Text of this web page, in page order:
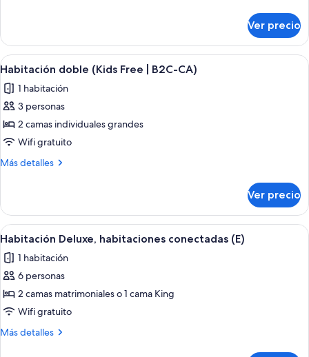
Kids
Free
|
B2C-
CA)
familiar
(Deluxe
|
Free
CA)
Ver precio
Abrir
todas
las
fotos
de
Habitación
doble
|
B2C-
CA)
Una habitación de hotel con cama,
4
Habitación doble (Kids Free | B2C-CA)
1 habitación
3 personas
2 camas individuales grandes
Wifi gratuito
Más detalles
Más
doble
(Kids
Free
B2C-
CA)
Ver precio
Abrir
todas
las
fotos
de
Habitación
Deluxe,
Habitación de hotel con una cama
5
Habitación Deluxe, habitaciones conectadas (E)
1 habitación
6 personas
2 camas matrimoniales o 1 cama King
Wifi gratuito
Más detalles
Más